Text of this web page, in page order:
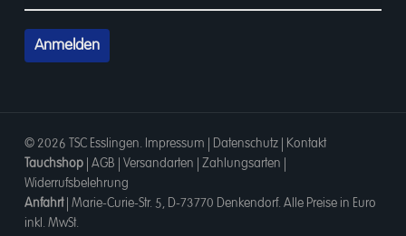
© 2026 TSC Esslingen. Impressum Datenschutz| Kontakt
Tauchshop| AGB Versandarten Zahlungsarten
Widerrufsbelehrung
Anfahrt| Marie-Curie-Str. 5, D-73770 Denkendorf. Alle Preise in Euro
inkl. MwSt.